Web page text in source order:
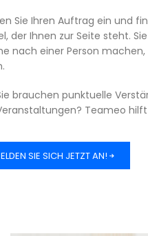
Sie Ihren Auftrag ein und
der Ihnen zur Seite steht.
nach einer Person
brauchen punktuelle
Teameo
SIE SICH JETZT AN!